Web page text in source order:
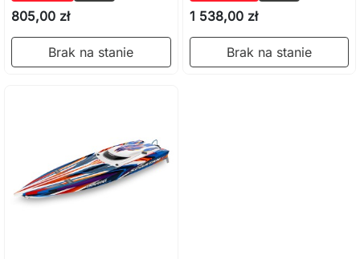
805,00 zł
Brak na stanie
1 538,00 zł
Brak na stanie